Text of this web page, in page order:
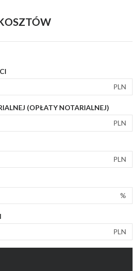
PLN
(OPŁATY NOTARIALNEJ)
PLN
PLN
%
PLN